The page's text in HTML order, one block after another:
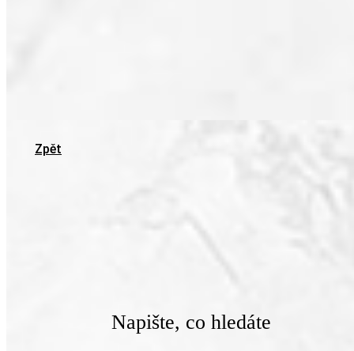
Zpět
Napište, co hledáte